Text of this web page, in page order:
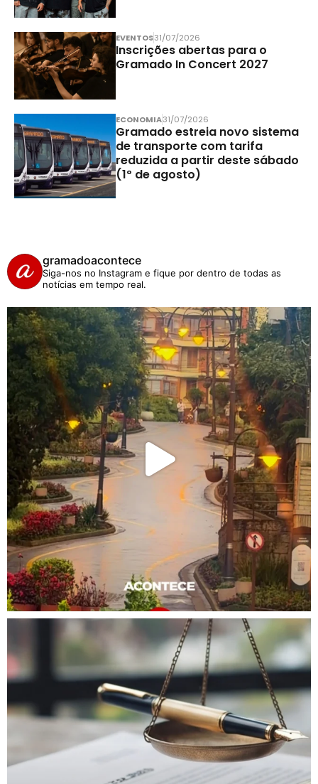
EVENTOS31/07/2026
Inscrições abertas para o
Gramado In Concert 2027
ECONOMIA31/07/2026
Gramado estreia novo sistema
de transporte com tarifa
reduzida a partir deste sábado
(1º de agosto)
gramadoacontece
Siga-nos no Instagram e fique por dentro de todas as
notícias em tempo real.